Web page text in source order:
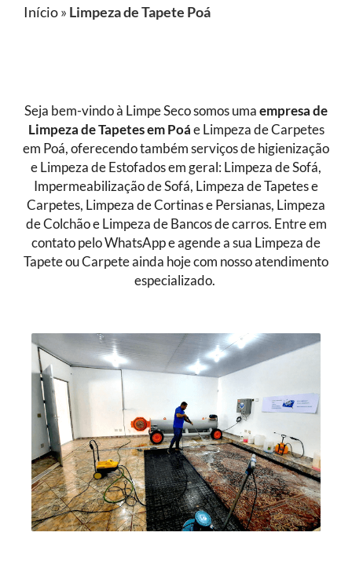
Início» Limpeza de Tapete Poá
Seja bem-vindo à Limpe Seco somos uma empresa de
Limpeza de Tapetesem Poá e Limpeza de Carpetes
em Poá, oferecendo também serviços de higienização
e Limpeza de Estofados em geral: Limpeza de Sofá,
Impermeabilização de Sofá, Limpeza de Tapetes e
Carpetes, Limpeza de Cortinas e Persianas, Limpeza
de Colchão e Limpeza de Bancos de carros. Entre em
contato pelo WhatsApp e agende a sua Limpeza de
Tapete ou Carpete ainda hoje com nosso atendimento
especializado.